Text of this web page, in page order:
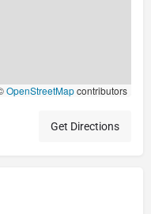
OpenStreetMapcontributors
Get Directions